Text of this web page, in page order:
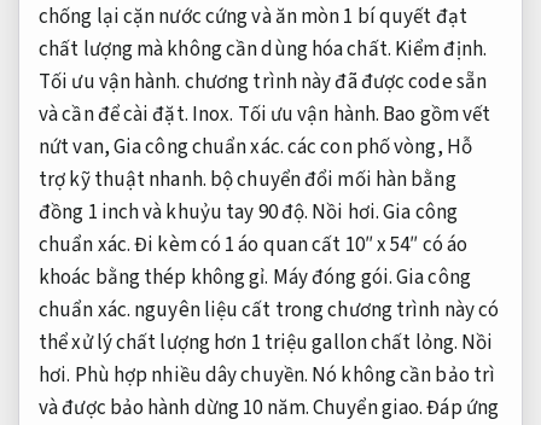
chống lại cặn nước cứng và ăn mòn 1 bí quyết đạt
chất lượng mà không cần dùng hóa chất. Kiểm định.
Tối ưu vận hành. chương trình này đã được code sẵn
và cần để cài đặt. Inox. Tối ưu vận hành. Bao gồm vết
nứt van,Gia công chuẩn xác.các con phố vòng, Hỗ
trợ kỹ thuật nhanh. bộ chuyển đổi mối hàn bằng
đồng 1 inch và khuỷu tay 90 độ. Nồi hơi.Gia công
chuẩn xác.Đi kèm có 1 áo quan cất 10″ x 54″ có áo
khoác bằng thép không gỉ. Máy đóng gói.Gia công
chuẩn xác. nguyên liệu cất trong chương trình này có
thể xử lý chất lượng hơn 1 triệu gallon chất lỏng. Nồi
hơi. Phù hợp nhiều dây chuyền. Nó không cần bảo trì
và được bảo hành dừng 10 năm.Chuyển giao.Đáp ứng